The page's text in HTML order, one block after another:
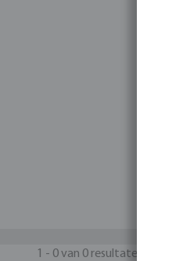
1 - 0 van 0 resultaten